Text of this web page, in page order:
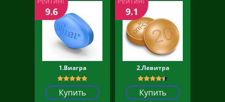
1.Виагра
Купить
9.6
2.Левитра
Купить
9.1